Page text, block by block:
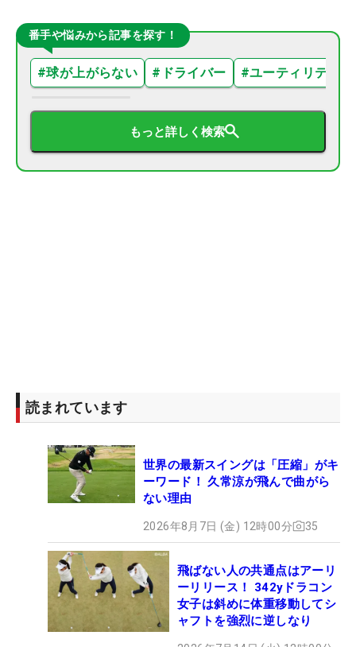
番手や悩みから記事を探す！
#球が上がらない # ドライバー #ユーティリティ
もっと詳しく検索
読まれています
世界の最新スイングは「圧縮」がキ
ーワード！ 久常涼が飛んで曲がら
ない理由
2026年8月7日 (金) 12時00分 35
飛ばない人の共通点はアーリ
ーリリース！ 342yドラコン
女子は斜めに体重移動してシ
ャフトを強烈に逆しなり